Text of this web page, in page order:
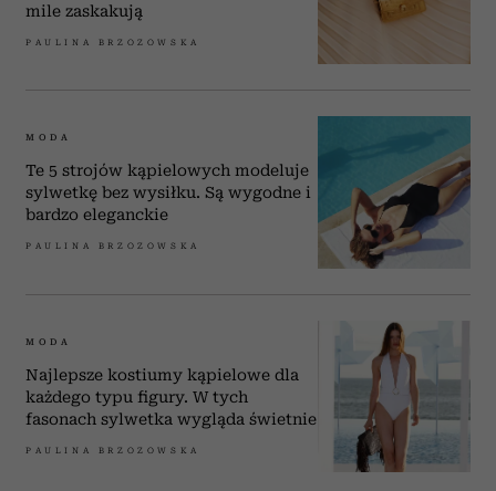
mile zaskakują
PAULINA BRZOZOWSKA
MODA
Te 5 strojów kąpielowych modeluje
sylwetkę bez wysiłku. Są wygodne i
bardzo eleganckie
PAULINA BRZOZOWSKA
MODA
Najlepsze kostiumy kąpielowe dla
każdego typu figury. W tych
fasonach sylwetka wygląda świetnie
PAULINA BRZOZOWSKA